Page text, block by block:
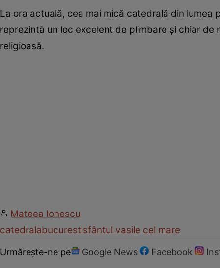
La ora actuală, cea mai mică catedrală din
reprezintă un loc excelent de plimbare și chiar
religioasă.
Mateea Ionescu
catedralabucurestisfântul vasile cel mare
Urmărește-ne pe Google News Facebook